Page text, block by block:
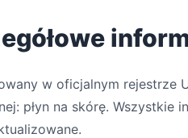
w oficjalnym rejestrze
płyn na skórę.